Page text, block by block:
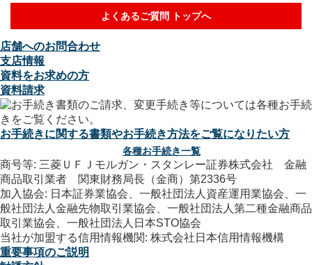
よくあるご質問 トップへ
店舗へのお問合わせ
支店情報
資料をお求めの方
資料請求
お手続きに関する書類やお手続き方法をご覧になりたい方
各種お手続き一覧
商号等: 三菱ＵＦＪモルガン・スタンレー証券株式会社 金融
商品取引業者 関東財務局長（金商）第2336号
加入協会: 日本証券業協会、一般社団法人資産運用業協会、一
般社団法人金融先物取引業協会、一般社団法人第二種金融商品
取引業協会、一般社団法人日本STO協会
当社が加盟する信用情報機関: 株式会社日本信用情報機構
重要事項のご説明